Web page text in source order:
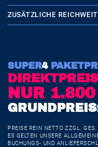
ZUSÄTZLICHE
SUPER4
DIREKTPREIS
NUR
PREISE REIN NETTO ZZGL.
ES GELTEN UNSERE
BUCHUNGS- UND